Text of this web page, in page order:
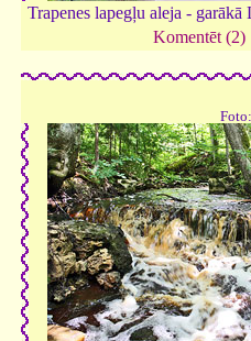
Trapenes lapegļu aleja -
Komentēt (2)